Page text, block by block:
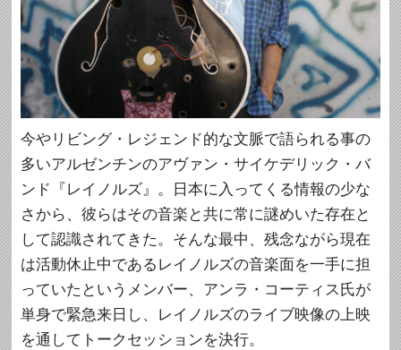
今やリビング・レジェンド的な文脈で語られる事の
多いアルゼンチンのアヴァン・サイケデリック・バ
ンド『レイノルズ』。日本に入ってくる情報の少な
さから、彼らはその音楽と共に常に謎めいた存在と
して認識されてきた。そんな最中、残念ながら現在
は活動休止中であるレイノルズの音楽面を一手に担
っていたというメンバー、アンラ・コーティス氏が
単身で緊急来日し、レイノルズのライブ映像の上映
を通してトークセッションを決行。